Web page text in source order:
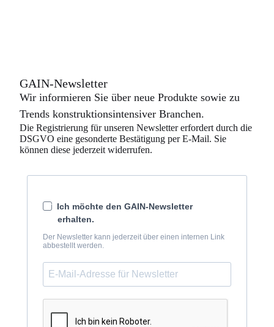
GAIN-Newsletter
Wir informieren Sie über neue Produkte sowie zu
Trends konstruktionsintensiver Branchen.
Die Registrierung für unseren Newsletter erfordert durch die
DSGVO eine gesonderte Bestätigung per E-Mail. Sie
können diese jederzeit widerrufen.
Ich möchte den GAIN-Newsletter
erhalten.
Der Newsletter kann jederzeit über einen internen Link
abbestellt werden.